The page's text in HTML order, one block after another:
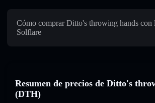
Cómo comprar Ditto's throwing hands con
Solflare
Resumen de precios de Ditto's
(DTH)